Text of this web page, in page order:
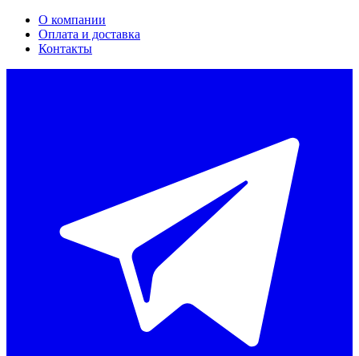
О компании
Оплата и доставка
Контакты